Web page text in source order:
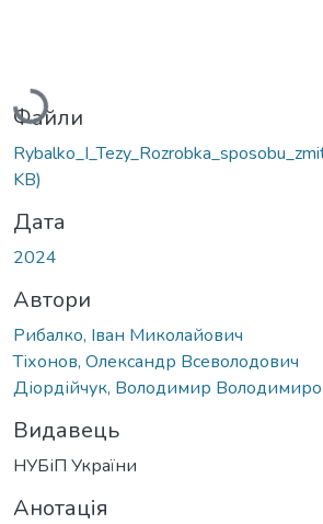
Вантажиться...
Файли
KB)
Дата
2024
Автори
Рибалко, Іван Миколайович
Тіхонов, Олександр Всеволодович
Діордійчук, Володимир
Видавець
НУБіП України
Анотація